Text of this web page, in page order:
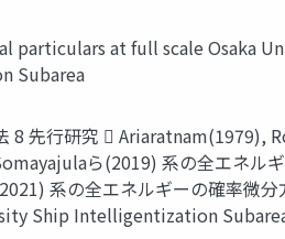
particulars at full scale Osaka
Subarea
8 先⾏研究  Ariaratnam(1979),
ら(2019) 系の全エネル
系の全エネルギーの確率微
Ship Intelligentization